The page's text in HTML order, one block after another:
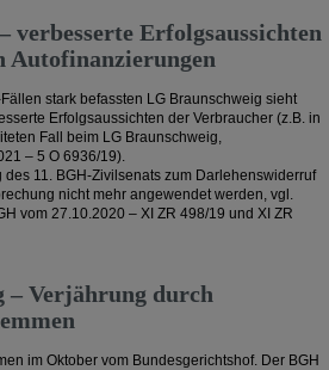
verbesserte Erfolgsaussichten
Autofinanzierungen
stark befassten LG Braunschweig sieht
Erfolgsaussichten der Verbraucher (z.B. in
Fall beim LG Braunschweig,
– 5 O 6936/19).
11. BGH-Zivilsenats zum Darlehenswiderruf
nicht mehr angewendet werden, vgl.
vom 27.10.2020 – XI ZR 498/19 und XI ZR
– Verjährung durch
im Oktober vom Bundesgerichtshof. Der BGH